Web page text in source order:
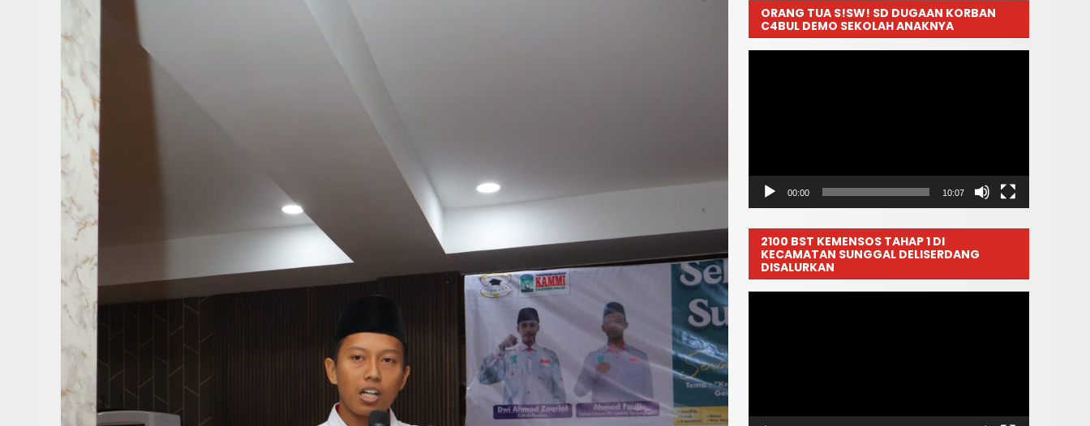
ORANG TUA S!SW! SD DUGAAN KORBAN
C4BUL DEMO SEKOLAH ANAKNYA
00:00 10:07
2100 BST KEMENSOS TAHAP 1 DI
KECAMATAN SUNGGAL DELISERDANG
DISALURKAN